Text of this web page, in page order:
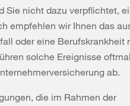
Sie nicht dazu verpflichtet,
empfehlen wir Ihnen das
oder eine Berufskrankheit
solche Ereignisse
ab.
die im Rahmen der